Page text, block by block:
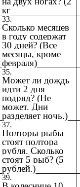
кг
33.
Сколько месяцев
в году содержат
30 дней? (Все
месяцы, кроме
февраля)
35.
Может ли дождь
идти 2 дня
подряд? (Не
может. Дни
разделяет ночь.)
37.
Полторы рыбы
стоят полтора
рубля. Сколько
стоят 5 рыб? (5
рублей.)
39.